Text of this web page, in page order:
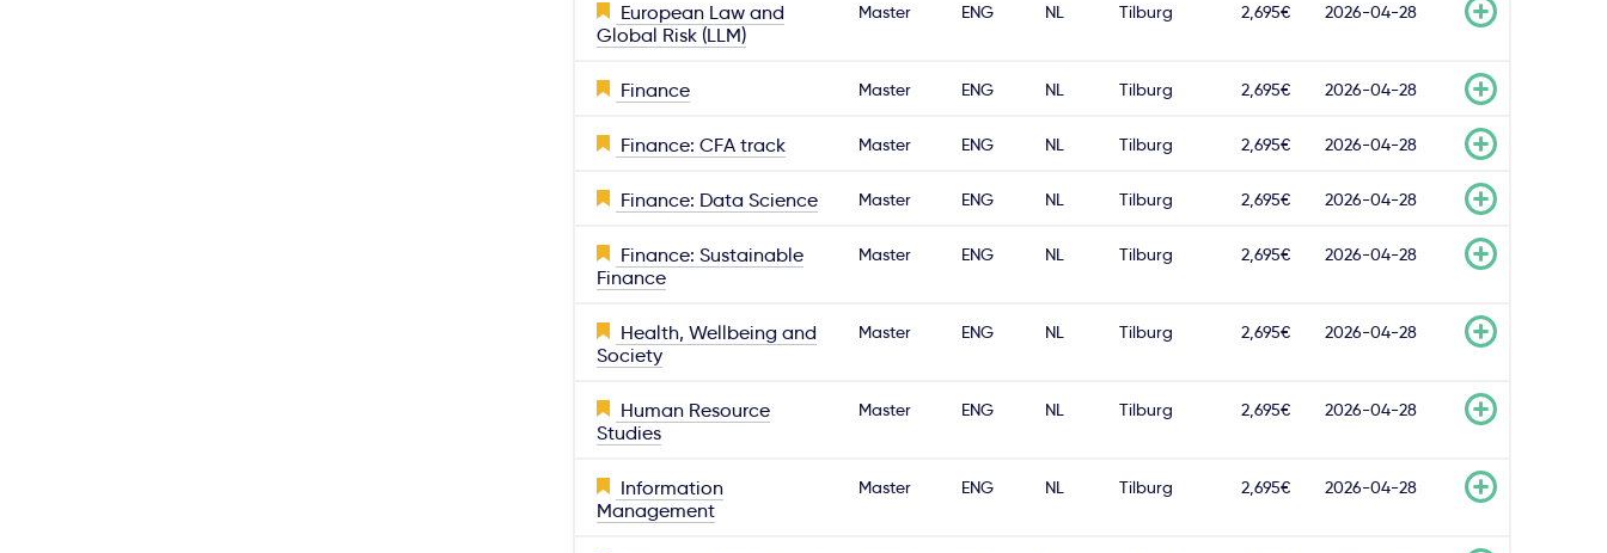
European Law and
Global Risk (LLM)
Master ENG NL Tilburg 2,695€ 2026-04-28
Finance Master ENG NL Tilburg 2,695€ 2026-04-28
Finance: CFA track Master ENG NL Tilburg 2,695€ 2026-04-28
Finance: Data Science Master ENG NL Tilburg 2,695€ 2026-04-28
Finance: Sustainable
Finance
Master ENG NL Tilburg 2,695€ 2026-04-28
Health, Wellbeing and
Society
Master ENG NL Tilburg 2,695€ 2026-04-28
Human Resource
Studies
Master ENG NL Tilburg 2,695€ 2026-04-28
Information
Management
Master ENG NL Tilburg 2,695€ 2026-04-28